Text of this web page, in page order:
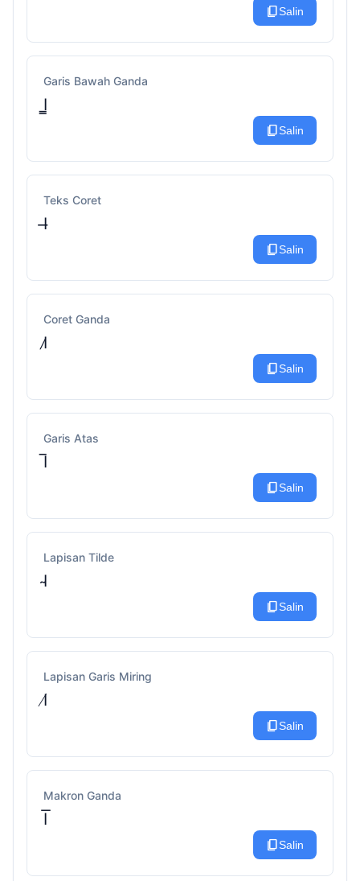
content_copySalin
Garis Bawah Ganda
I̳
content_copySalin
Teks Coret
I̶
content_copySalin
Coret Ganda
I̷
content_copySalin
Garis Atas
I̅
content_copySalin
Lapisan Tilde
I̴
content_copySalin
Lapisan Garis Miring
I̸
content_copySalin
Makron Ganda
I͞
content_copySalin